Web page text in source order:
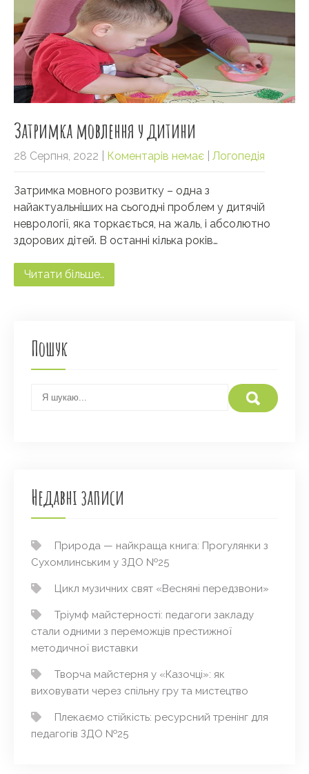
Затримка мовлення у дитини
28 Серпня, 2022 Коментарів немає Логопедія
Затримка мовного розвитку – одна з
найактуальніших на сьогодні проблем у дитячій
неврології, яка торкається, на жаль, і абсолютно
здорових дітей. В останні кілька років…
Читати більше..
Пошук
Недавні записи
Природа — найкраща книга: Прогулянки з
Сухомлинським у ЗДО №25
Цикл музичних свят «Весняні передзвони»
Тріумф майстерності: педагоги закладу
стали одними з переможців престижної
методичної виставки
Творча майстерня у «Казочці»: як
виховувати через спільну гру та мистецтво
Плекаємо стійкість: ресурсний тренінг для
педагогів ЗДО №25